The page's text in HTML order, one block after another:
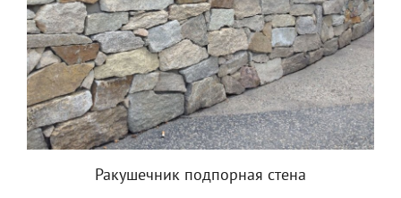
Ракушечник подпорная стена